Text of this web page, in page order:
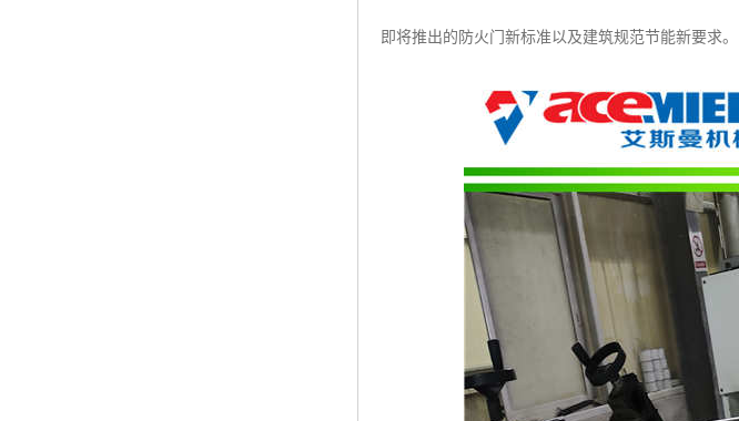
即将推出的防火门新标准以及建筑规范节能新要求。